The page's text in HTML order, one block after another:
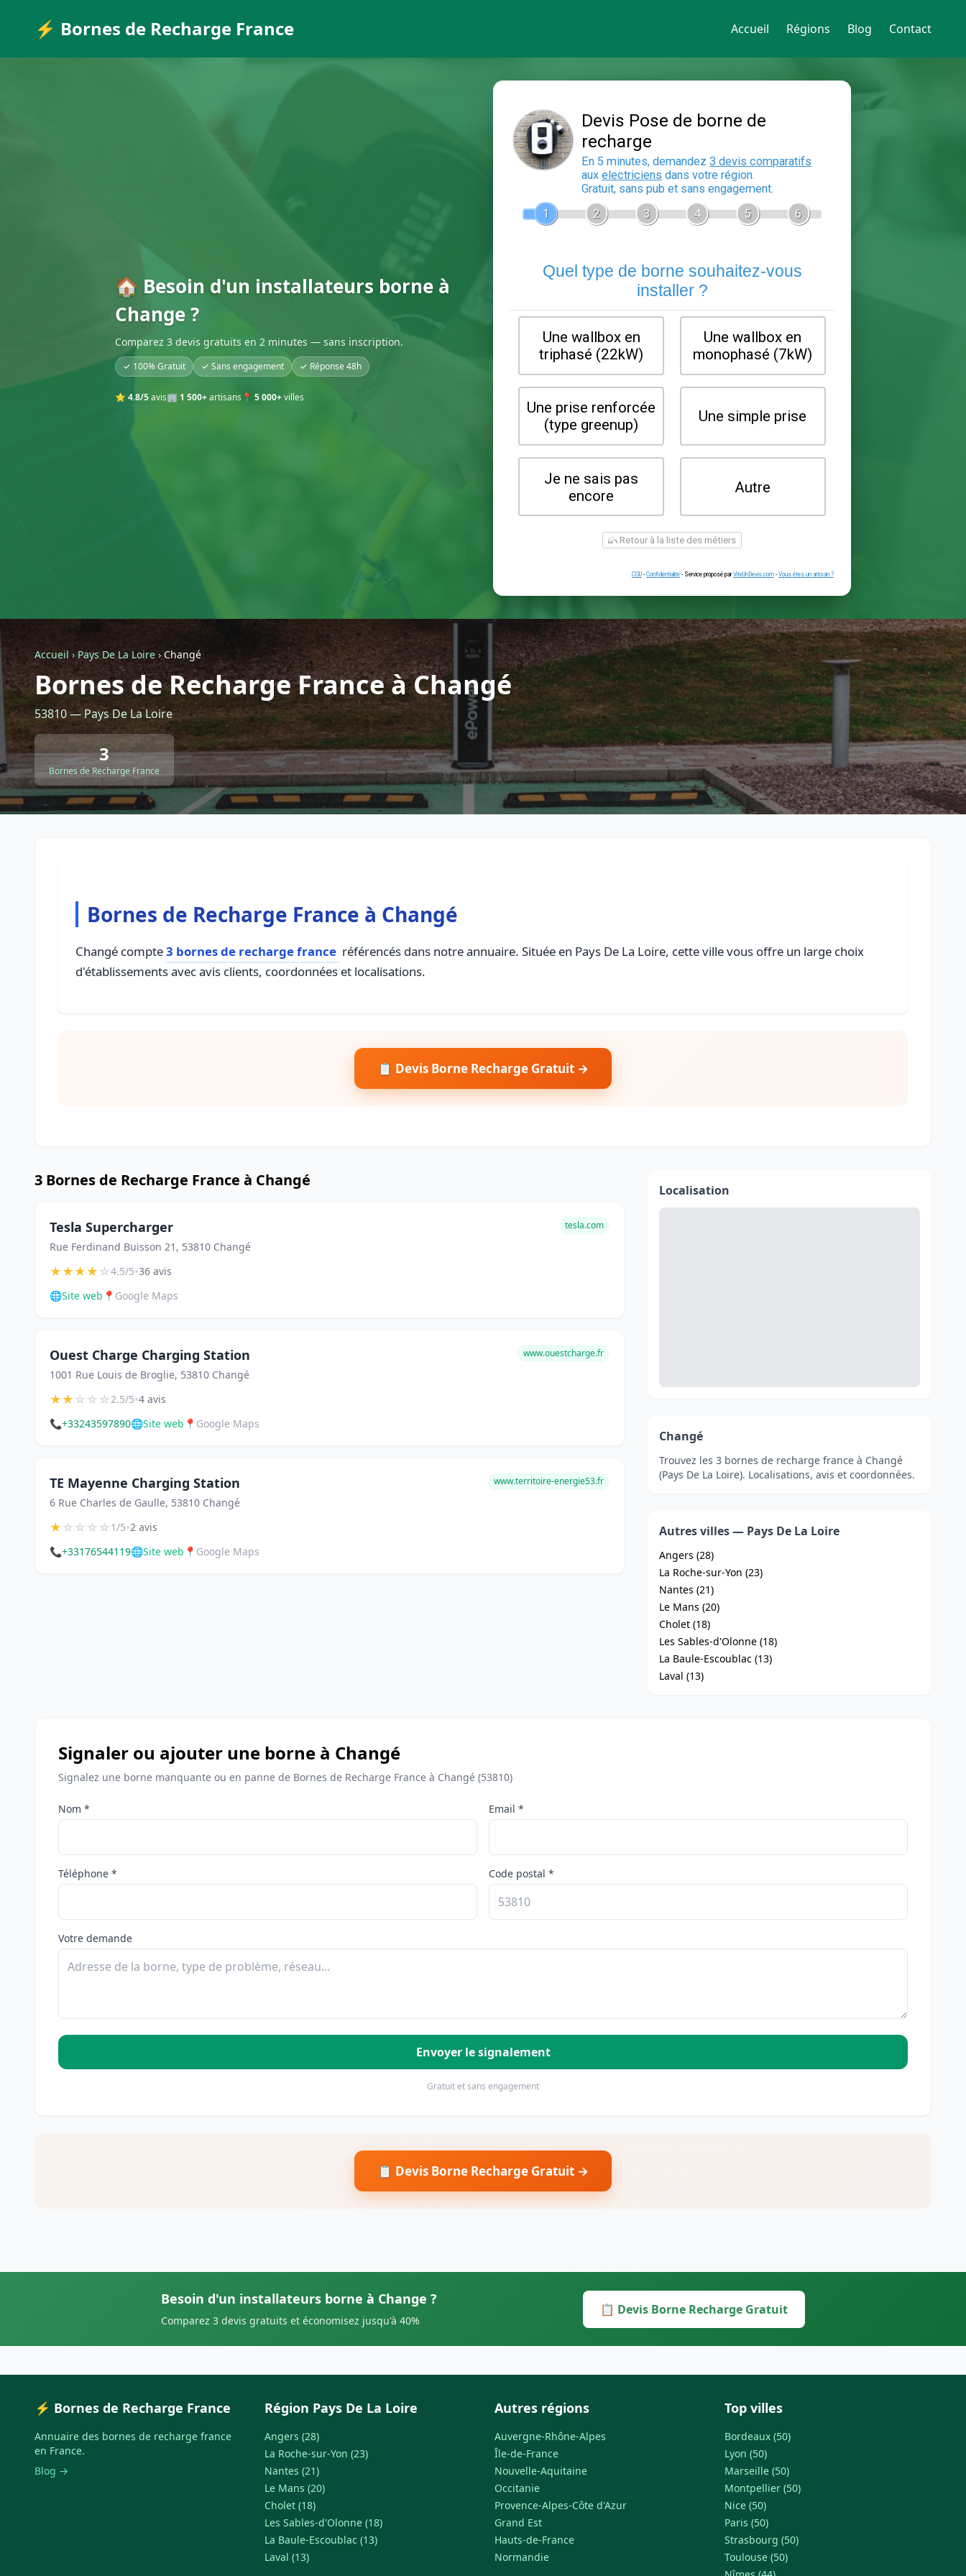
⚡ Bornes de Recharge France Accueil Régions Blog Contact
🏠 Besoin d'un installateurs borne à
Change ?
Comparez 3 devis gratuits en 2 minutes — sans inscription.
✓ 100% Gratuit ✓ Sans engagement ✓ Réponse 48h
⭐ 4.8/5avis🏢 1 500+artisans 📍 5 000+villes
recharge
En 5 minutes, demandez
auxelectriciensdans votre région.
Gratuit, sans pub et sans engagement.
Quel type de borne souhaitez-
installer ?
Une wallbox en
Une prise renforcée
(type greenup)
Je ne sais pas
Retour à la liste des métiers
Confidentialité - Service proposé par ViteUnDevis.com-
Accueil › Pays De La Loire › Changé
Bornes de Recharge France à Changé
53810 — Pays De La Loire
3
Bornes de Recharge France
Bornes de Recharge France à Changé
Changé compte3 bornes de recharge france référencés dans notre annuaire. Située en Pays De La Loire, cette ville vous offre un large choix
d'établissements avec avis clients, coordonnées et localisations.
📋 Devis Borne Recharge Gratuit →
3 Bornes de Recharge France à Changé
Tesla Supercharger
Rue Ferdinand Buisson 21, 53810 Changé
tesla.com
★★★★☆4.5/5•36 avis
🌐Site web 📍 Google Maps
Ouest Charge Charging Station
1001 Rue Louis de Broglie, 53810 Changé
www.ouestcharge.fr
★★☆☆☆2.5/5•4 avis
📞+33243597890🌐Site web 📍 Google Maps
TE Mayenne Charging Station
6 Rue Charles de Gaulle, 53810 Changé
www.territoire-energie53.fr
★☆☆☆☆1/5•2 avis
📞+33176544119🌐Site web 📍 Google Maps
Localisation
Changé
Trouvez les 3 bornes de recharge france à Changé
(Pays De La Loire). Localisations, avis et coordonnées.
Autres villes — Pays De La Loire
Angers (28)
La Roche-sur-Yon (23)
Nantes (21)
Le Mans (20)
Cholet (18)
Les Sables-d'Olonne (18)
La Baule-Escoublac (13)
Laval (13)
Signaler ou ajouter une borne à Changé
Signalez une borne manquante ou en panne de Bornes de Recharge France à Changé (53810)
Nom * Email *
Téléphone * Code postal *
Votre demande
Envoyer le signalement
Gratuit et sans engagement
📋 Devis Borne Recharge Gratuit →
Besoin d'un installateurs borne à Change ?
Comparez 3 devis gratuits et économisez jusqu'à 40%
📋 Devis Borne Recharge Gratuit
⚡ Bornes de Recharge France
Annuaire des bornes de recharge france
en France.
Blog →
Région Pays De La Loire
Angers (28)
La Roche-sur-Yon (23)
Nantes (21)
Le Mans (20)
Cholet (18)
Les Sables-d'Olonne (18)
La Baule-Escoublac (13)
Laval (13)
Autres régions
Auvergne-Rhône-Alpes
Île-de-France
Nouvelle-Aquitaine
Occitanie
Provence-Alpes-Côte d'Azur
Grand Est
Hauts-de-France
Normandie
Top villes
Bordeaux (50)
Lyon (50)
Marseille (50)
Montpellier (50)
Nice (50)
Paris (50)
Strasbourg (50)
Toulouse (50)